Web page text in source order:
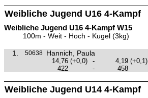
Weibliche Jugend U16 4-Kampf
Weibliche Jugend U16 4-Kampf W15
100m - Weit - Hoch - Kugel (3kg)
1. 50638 Hannich, Paula
14,76 (+0,0) - 4,19 (+0,1)
422
- 458
Weibliche Jugend U14 4-Kampf